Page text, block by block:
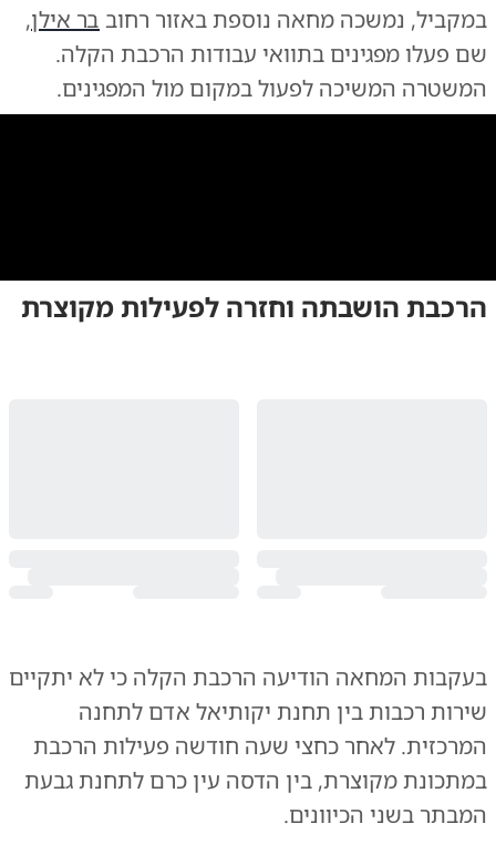
במקביל, נמשכה מחאה נוספת באזור רחוב בר אילן,
שם פעלו מפגינים בתוואי עבודות הרכבת הקלה.
המשטרה המשיכה לפעול במקום מול המפגינים.
הרכבת הושבתה וחזרה לפעילות מקוצרת
בעקבות המחאה הודיעה הרכבת הקלה כי לא יתקיים
שירות רכבות בין תחנת יקותיאל אדם לתחנה
המרכזית. לאחר כחצי שעה חודשה פעילות הרכבת
במתכונת מקוצרת, בין הדסה עין כרם לתחנת גבעת
המבתר בשני הכיוונים.